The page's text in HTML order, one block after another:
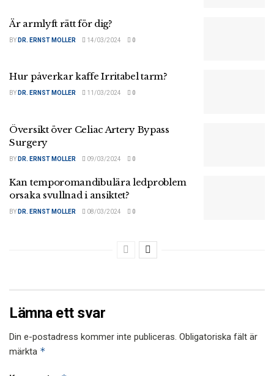
Är armlyft rätt för dig?
BY DR. ERNST MOLLER 14/03/2024 0
Hur påverkar kaffe Irritabel tarm?
BY DR. ERNST MOLLER 11/03/2024 0
Översikt över Celiac Artery Bypass
Surgery
BY DR. ERNST MOLLER 09/03/2024 0
Kan temporomandibulära ledproblem
orsaka svullnad i ansiktet?
BY DR. ERNST MOLLER 08/03/2024 0
Lämna ett svar
Din e-postadress kommer inte publiceras. Obligatoriska fält är
märkta *